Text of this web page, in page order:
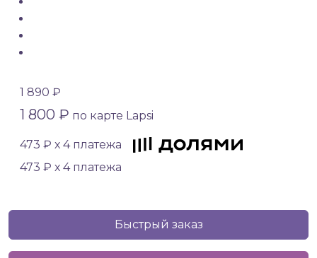
1 890 ₽
1 800 ₽ по карте Lapsi
473 ₽ х 4 платежа
473 ₽ х 4 платежа
Быстрый заказ